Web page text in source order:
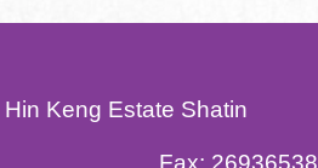
Keng Estate Shatin
Fax: 26936538